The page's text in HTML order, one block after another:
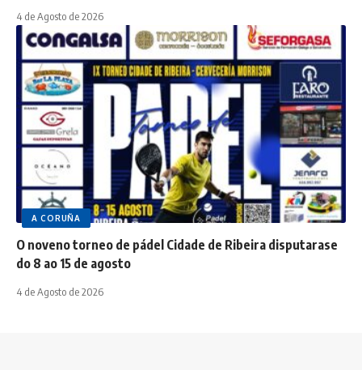
4 de Agosto de 2026
A CORUÑA
O noveno torneo de pádel Cidade de Ribeira disputarase
do 8 ao 15 de agosto
4 de Agosto de 2026